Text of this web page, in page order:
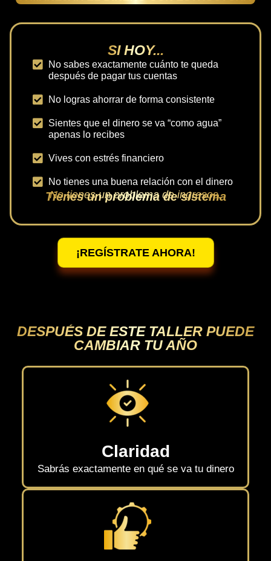
SI HOY...
No sabes exactamente cuánto te queda
después de pagar tus cuentas
No logras ahorrar de forma consistente
Sientes que el dinero se va “como agua”
apenas lo recibes
Vives con estrés financiero
No tienes una buena relación con el dinero
No tienes un problema de ingresos.
Tienes un problema de sistema
¡REGÍSTRATE AHORA!
DESPUÉS DE ESTE TALLER PUEDE
CAMBIAR TU AÑO
Claridad
Sabrás exactamente en qué se va tu dinero